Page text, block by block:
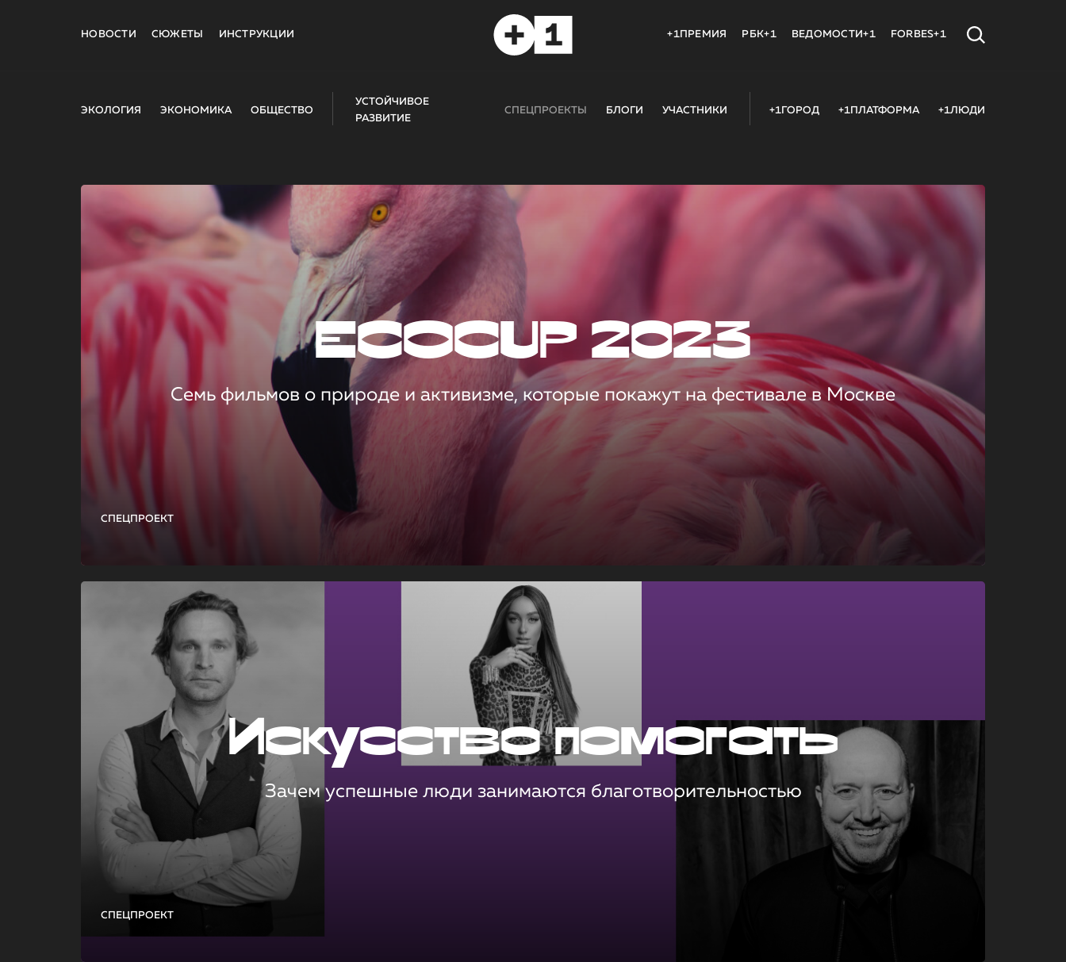
НОВОСТИ СЮЖЕТЫ ИНСТРУКЦИИ +1ПРЕМИЯ РБК+1 ВЕДОМОСТИ+1 FORBES+1
ЭКОЛОГИЯ ЭКОНОМИКА ОБЩЕСТВО
УСТОЙЧИВОЕ
РАЗВИТИЕ
СПЕЦПРОЕКТЫ БЛОГИ УЧАСТНИКИ +1ГОРОД +1ПЛАТФОРМА +1ЛЮДИ
СПЕЦПРОЕКТ
ECOCUP 2023
Семь фильмов о природе и активизме, которые покажут на фестивале в Москве
СПЕЦПРОЕКТ
Искусство помогать
Зачем успешные люди занимаются благотворительностью